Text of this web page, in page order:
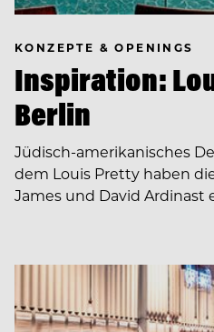
KONZEPTE & OPENINGS
Inspiration:
Berlin
Jüdisch-amerikanisches
dem Louis Pretty haben
James und David Ardinast